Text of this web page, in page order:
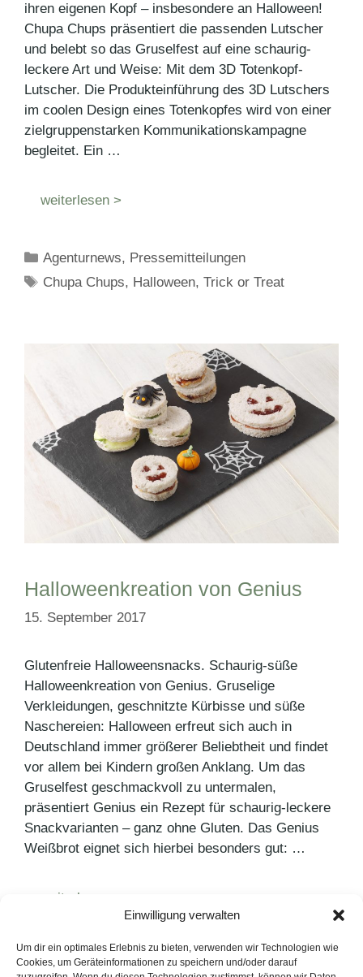
Einwilligung verwalten
Um dir ein optimales Erlebnis zu bieten, verwenden wir Technologien wie
Cookies, um Geräteinformationen zu speichern und/oder darauf
ihren eigenen Kopf – insbesondere an Halloween!
Chupa Chups präsentiert die passenden Lutscher
und belebt so das Gruselfest auf eine schaurig-
leckere Art und Weise: Mit dem 3D Totenkopf-
Lutscher. Die Produkteinführung des 3D Lutschers
im coolen Design eines Totenkopfes wird von einer
zielgruppenstarken Kommunikationskampagne
begleitet. Ein …
weiterlesen >
Kategorien
Agenturnews, Pressemitteilungen
Schlagwörter
Chupa Chups, Halloween,Trick or Treat
Halloweenkreation von Genius
15. September 2017
Glutenfreie Halloweensnacks. Schaurig-süße
Halloweenkreation von Genius. Gruselige
Verkleidungen, geschnitzte Kürbisse und süße
Naschereien: Halloween erfreut sich auch in
Deutschland immer größerer Beliebtheit und findet
vor allem bei Kindern großen Anklang. Um das
Gruselfest geschmackvoll zu untermalen,
präsentiert Genius ein Rezept für schaurig-leckere
Snackvarianten – ganz ohne Gluten. Das Genius
Weißbrot eignet sich hierbei besonders gut: …
weiterlesen >
Kategorien
Agenturnews,Pressemitteilungen